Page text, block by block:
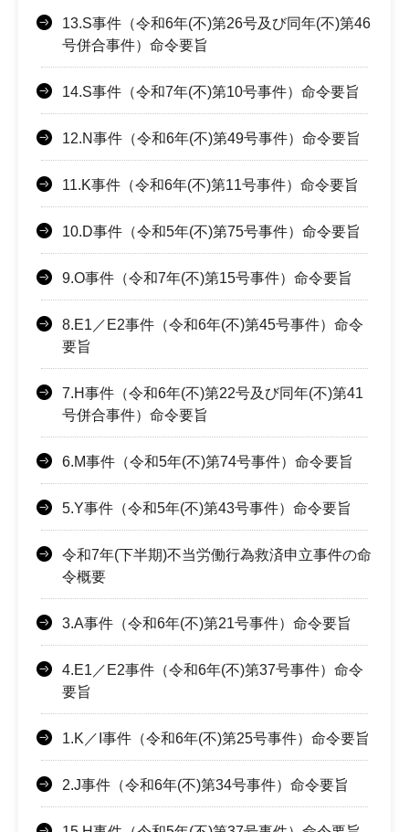
13.S事件（令和6年(不)第26号及び同年(不)第46
号併合事件）命令要旨
14.S事件（令和7年(不)第10号事件）命令要旨
12.N事件（令和6年(不)第49号事件）命令要旨
11.K事件（令和6年(不)第11号事件）命令要旨
10.D事件（令和5年(不)第75号事件）命令要旨
9.O事件（令和7年(不)第15号事件）命令要旨
8.E1／E2事件（令和6年(不)第45号事件）命令
要旨
7.H事件（令和6年(不)第22号及び同年(不)第41
号併合事件）命令要旨
6.M事件（令和5年(不)第74号事件）命令要旨
5.Y事件（令和5年(不)第43号事件）命令要旨
令和7年(下半期)不当労働行為救済申立事件の命
令概要
3.A事件（令和6年(不)第21号事件）命令要旨
4.E1／E2事件（令和6年(不)第37号事件）命令
要旨
1.K／I事件（令和6年(不)第25号事件）命令要旨
2.J事件（令和6年(不)第34号事件）命令要旨